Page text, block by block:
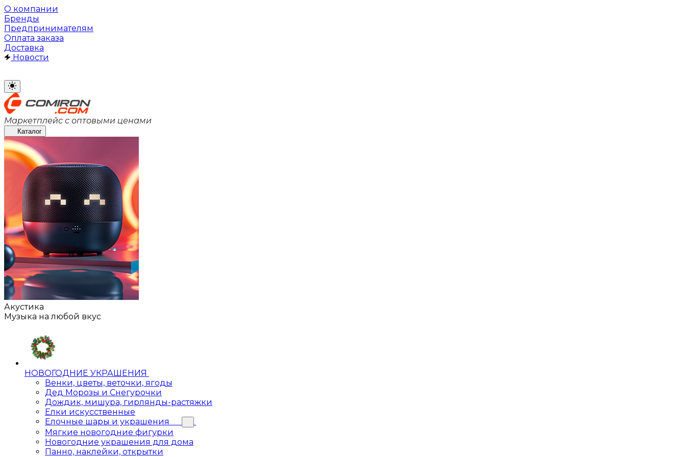
О компании
Бренды
Предпринимателям
Оплата заказа
Доставка
Новости
Маркетплейс с оптовыми ценами
Каталог
Акустика
Музыка на любой вкус
НОВОГОДНИЕ УКРАШЕНИЯ
Венки, цветы, веточки, ягоды
Дед Морозы и Снегурочки
Дождик, мишура, гирлянды-растяжки
Елки искусственные
Елочные шары и украшения
Мягкие новогодние фигурки
Новогодние украшения для дома
Панно, наклейки, открытки